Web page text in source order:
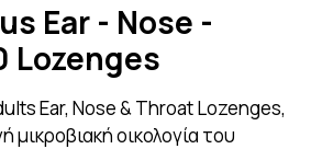
Ear - Nose -
Lozenges
Ear, Nose & Throat Lozenges,
μικροβιακή οικολογία του